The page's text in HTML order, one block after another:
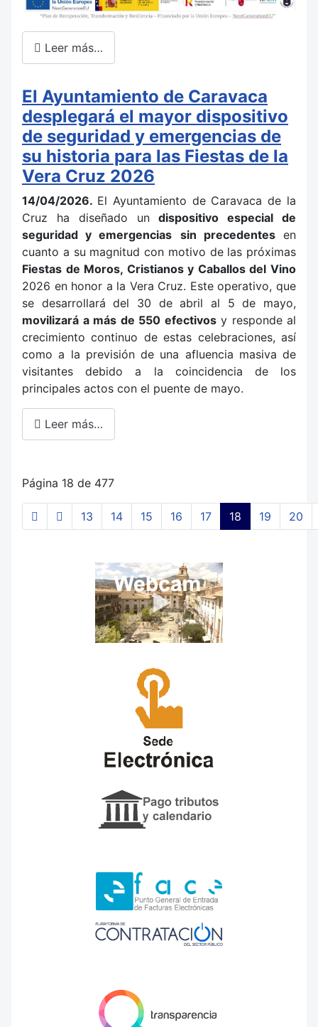
Leer más…
El Ayuntamiento de Caravaca
desplegará el mayor dispositivo
de seguridad y emergencias de
su historia para las Fiestas de la
Vera Cruz 2026
14/04/2026. El Ayuntamiento de Caravaca de la
Cruz ha diseñado undispositivo especial de
seguridad y emergencias sin precedentesen
cuanto a su magnitud con motivo de las próximas
Fiestas de Moros, Cristianos y Caballos del Vino
2026 en honor a la Vera Cruz. Este operativo, que
se desarrollará del 30 de abril al 5 de mayo,
movilizará a más de 550 efectivosy responde al
crecimiento continuo de estas celebraciones, así
como a la previsión de una afluencia masiva de
visitantes debido a la coincidencia de los
principales actos con el puente de mayo.
Leer más…
Página 18 de 477
13 14 15 16 17 18 19 20